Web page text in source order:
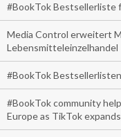
#BookTok Bestsellerliste
Media Control erweitert
Lebensmitteleinzelhandel
#BookTok
#BookTok community
Europe as TikTok